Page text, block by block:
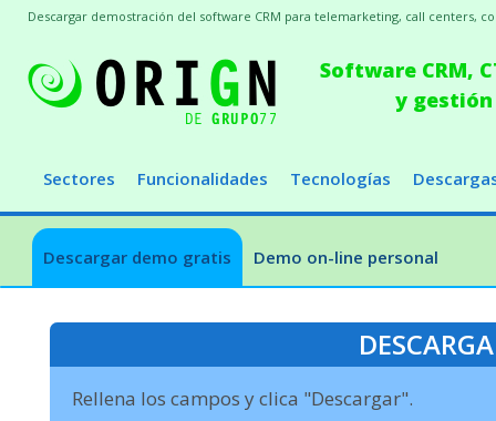
Software CRM,
y
Sectores Funcionalidades Tecnologías
Descargar demo gratis Demo on-line personal
Descargar demostración del software CRM para telemarketing, call centers,
Rellena los campos y clica "Descargar".